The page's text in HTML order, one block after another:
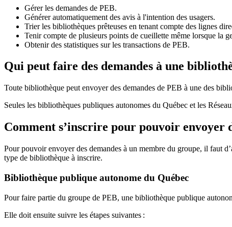
Gérer les demandes de PEB.
Générer automatiquement des avis à l'intention des usagers.
Trier les bibliothèques prêteuses en tenant compte des lignes
Tenir compte de plusieurs points de cueillette même lorsque la
Obtenir des statistiques sur les transactions de PEB.
Qui peut faire des demandes à une
Toute bibliothèque peut envoyer des demandes de PEB à une des
Seules les bibliothèques publiques autonomes du Québec et les
Comment s’inscrire pour pouvoir envoyer
Pour pouvoir envoyer des demandes à un membre du groupe, il faut
type de bibliothèque à inscrire.
Bibliothèque publique autonome du Québec
Pour faire partie du groupe de PEB, une bibliothèque publique
Elle doit ensuite suivre les étapes suivantes :